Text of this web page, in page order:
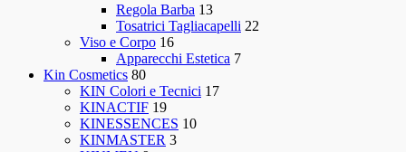
Regola Barba 13
Tosatrici Tagliacapelli 22
Viso e Corpo 16
Apparecchi Estetica 7
Kin Cosmetics 80
KIN Colori e Tecnici 17
KINACTIF 19
KINESSENCES 10
KINMASTER 3